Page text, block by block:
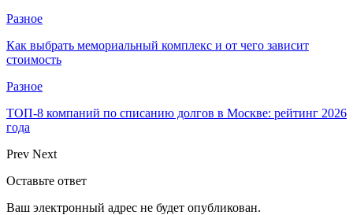
Разное
Как выбрать мемориальный комплекс и от чего зависит
стоимость
Разное
ТОП-8 компаний по списанию долгов в Москве: рейтинг 2026
года
Prev Next
Оставьте ответ
Ваш электронный адрес не будет опубликован.